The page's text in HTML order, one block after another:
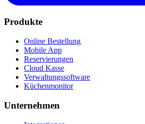
Produkte
Online Bestellung
Mobile App
Reservierungen
Cloud Kasse
Verwaltungssoftware
Küchenmonitor
Unternehmen